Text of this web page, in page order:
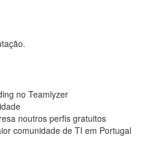
no Teamlyzer
noutros perfis gratuitos
comunidade de TI em Portugal